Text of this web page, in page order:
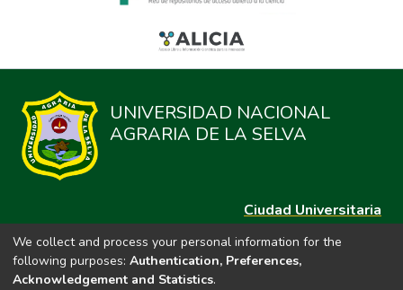
UNIVERSIDAD NACIONAL
AGRARIA DE LA SELVA
Ciudad Universitaria
Carretera Central km. 1.21 Tingo María, Huánuco
Datos del contacto
We collect and process your personal information for the
following purposes: Authentication, Preferences,
Acknowledgement and Statistics.